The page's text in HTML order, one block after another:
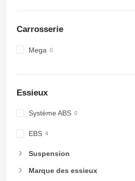
Carrosserie
Mega
Essieux
Système ABS
EBS
Suspension
Marque des essieux